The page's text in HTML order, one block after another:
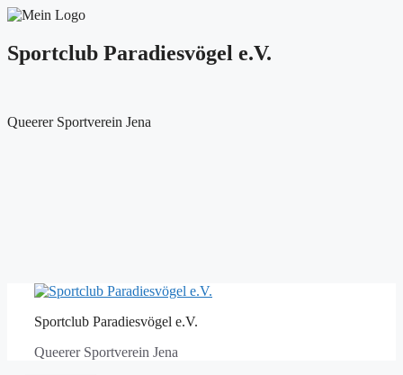
Sportclub Paradiesvögel e.V.
Queerer Sportverein Jena
springenSportclub Paradiesvögel e.V.
Queerer Sportverein Jena